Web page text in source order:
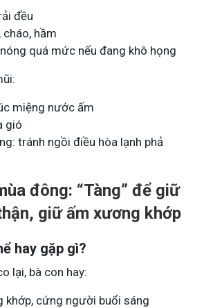
đều
hầm
quá mức nếu đang khô họng
miệng nước ấm
gió
tránh ngồi điều hòa lạnh phả
đông: “Tàng” để giữ
giữ ấm xương khớp
hay gặp gì?
lại, bà con hay:
khớp, cứng người buổi sáng